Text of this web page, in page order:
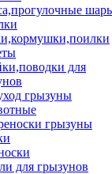
для
грызуны
грызуны
для грызунов